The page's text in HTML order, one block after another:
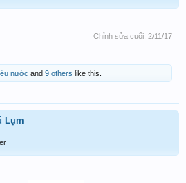
Chỉnh sửa cuối: 2/11/17
nước and 9 others like this.
Lụm